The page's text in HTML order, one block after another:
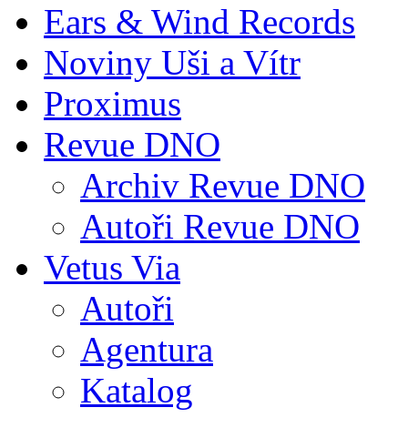
Ears & Wind Records
Noviny Uši a Vítr
Proximus
Revue DNO
Archiv Revue DNO
Autoři Revue DNO
Vetus Via
Autoři
Agentura
Katalog